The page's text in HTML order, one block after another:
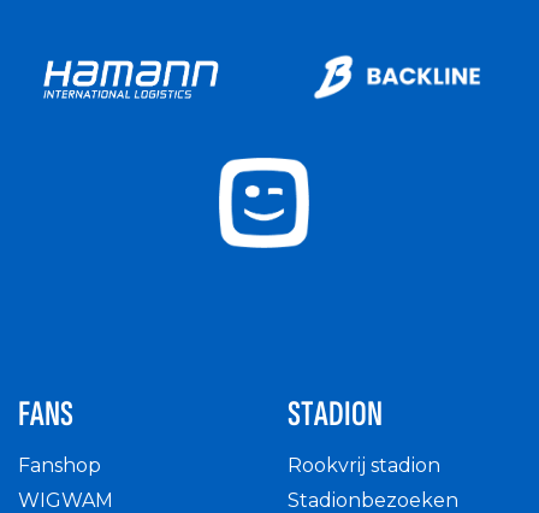
FANS
Fanshop
WIGWAM
STADION
Rookvrij stadion
Stadionbezoeken